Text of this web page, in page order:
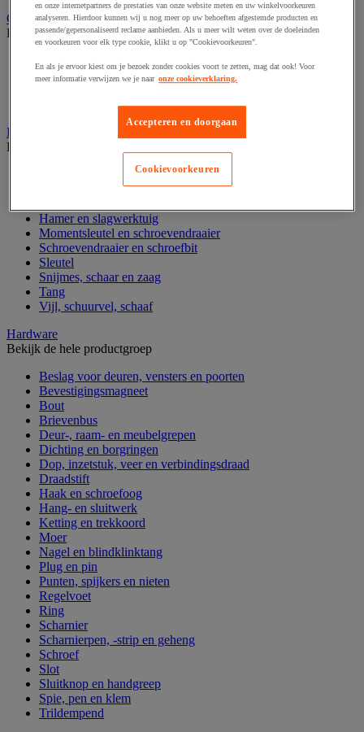
Gereedschap opbergen
Bekijk de hele productgroep
Assortimentsdoos en gereedschapkoffer
Gereedschapskist en opbergtas
Verrijdbare werktafel
Handgereedschap
Bekijk de hele productgroep
Bankschroef, extractor en klem
Hamer en slagwerktuig
Momentsleutel en schroevendraaier
Schroevendraaier en schroefbit
Sleutel
Snijmes, schaar en zaag
Tang
Vijl, schuurvel, schaaf
Hardware
Bekijk de hele productgroep
Beslag voor deuren, vensters en poorten
Bevestigingsmagneet
Bout
Brievenbus
Deur-, raam- en meubelgrepen
Dichting en borgringen
Dop, inzetstuk, veer en verbindingsdraad
Draadstift
Haak en schroefoog
Hang- en sluitwerk
Ketting en trekkoord
Moer
Nagel en blindklinktang
Plug en pin
Punten, spijkers en nieten
Regelvoet
Ring
Scharnier
Scharnierpen, -strip en geheng
Schroef
Slot
Sluitknop en handgreep
Spie, pen en klem
Trildempend
en onze internetpartners de prestaties van onze website meten en uw winkelvoorkeuren
analyseren. Hierdoor kunnen wij u nog meer op uw behoeften afgestemde producten en
passende/gepersonaliseerd reclame aanbieden. Als u meer wilt weten over de doeleinden
en voorkeuren voor elk type cookie, klikt u op "Cookievoorkeuren".
En als je ervoor kiest om je bezoek zonder cookies voort te zetten, mag dat ook! Voor
meer informatie verwijzen we je naar onze cookieverklaring.
Accepteren en doorgaan
Cookievoorkeuren